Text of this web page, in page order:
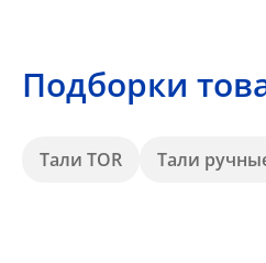
Подборки
Тали TOR Тали